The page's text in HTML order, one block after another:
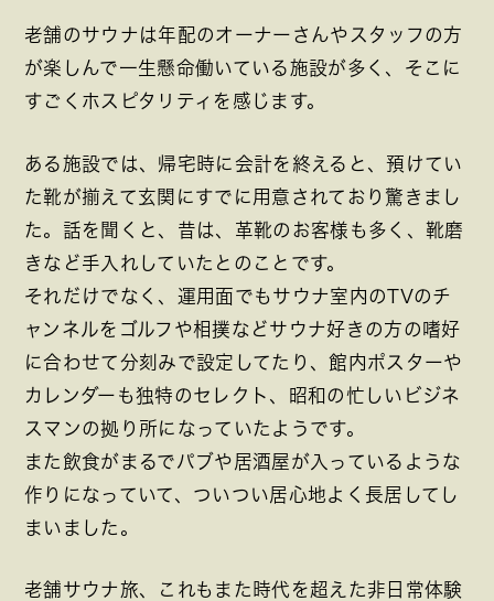
老舗のサウナは年配のオーナーさんやスタッフの方
が楽しんで一生懸命働いている施設が多く、そこに
すごくホスピタリティを感じます。
ある施設では、帰宅時に会計を終えると、預けてい
た靴が揃えて玄関にすでに用意されており驚きまし
た。話を聞くと、昔は、革靴のお客様も多く、靴磨
きなど手入れしていたとのことです。
それだけでなく、運用面でもサウナ室内のTVのチ
ャンネルをゴルフや相撲などサウナ好きの方の嗜好
に合わせて分刻みで設定してたり、館内ポスターや
カレンダーも独特のセレクト、昭和の忙しいビジネ
スマンの拠り所になっていたようです。
また飲食がまるでパブや居酒屋が入っているような
作りになっていて、ついつい居心地よく長居してし
まいました。
老舗サウナ旅、これもまた時代を超えた非日常体験